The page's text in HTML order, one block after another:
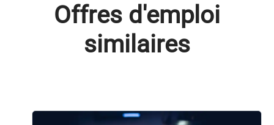
Offres d'emploi
similaires